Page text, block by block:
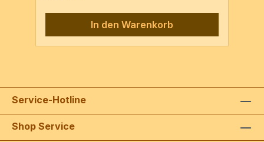
In den Warenkorb
Service-Hotline
Shop Service